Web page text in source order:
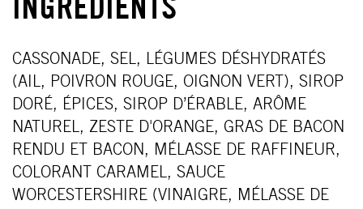
INGRÉDIENTS
CASSONADE, SEL, LÉGUMES DÉSHYDRATÉS
(AIL, POIVRON ROUGE, OIGNON VERT), SIROP
DORÉ, ÉPICES, SIROP D’ÉRABLE, ARÔME
NATUREL, ZESTE D'ORANGE, GRAS DE BACON
RENDU ET BACON, MÉLASSE DE RAFFINEUR,
COLORANT CARAMEL, SAUCE
WORCESTERSHIRE (VINAIGRE, MÉLASSE DE